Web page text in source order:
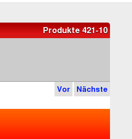
Produkte 421-10
Vor Nächste